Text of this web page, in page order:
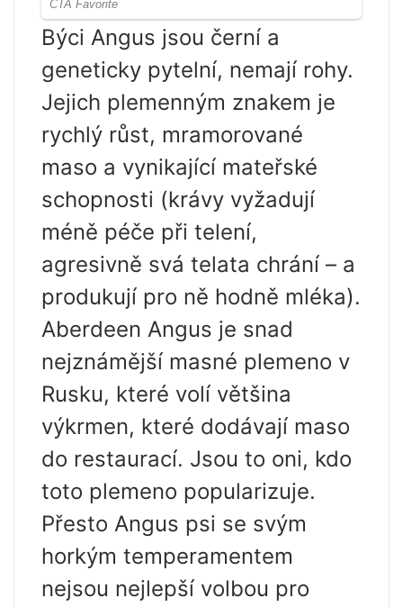
Býci Angus jsou černí a
geneticky pytelní, nemají rohy.
Jejich plemenným znakem je
rychlý růst, mramorované
maso a vynikající mateřské
schopnosti (krávy vyžadují
méně péče při telení,
agresivně svá telata chrání – a
produkují pro ně hodně mléka).
Aberdeen Angus je snad
nejznámější masné plemeno v
Rusku, které volí většina
výkrmen, které dodávají maso
do restaurací. Jsou to oni, kdo
toto plemeno popularizuje.
Přesto Angus psi se svým
horkým temperamentem
nejsou nejlepší volbou pro